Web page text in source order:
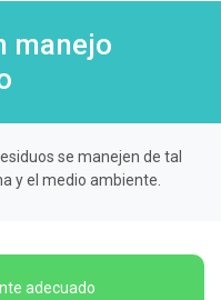
manejo
se manejen de tal
y el medio ambiente.
adecuado